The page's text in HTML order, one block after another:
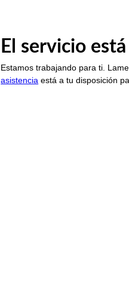
El servicio
Estamos trabajando para ti.
asistencia está a tu disposición